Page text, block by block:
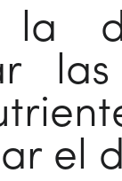
la
el